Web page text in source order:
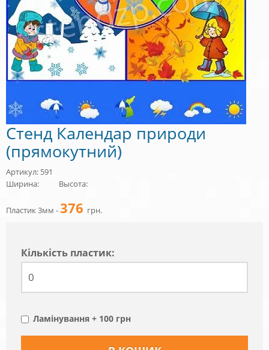
Стенд Календар природи
(прямокутний)
Артикул: 591
Ширина:
Высота:
Пластик 3мм -376 грн.
Кiлькiсть пластик:
Ламінування + 100 грн